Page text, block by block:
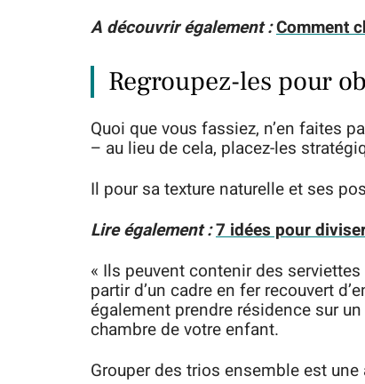
A découvrir également :Comment
Regroupez-les pour
Quoi que vous fassiez, n’en faites
– au lieu de cela, placez-les
Il pour sa texture naturelle et ses
Lire également :7 idées pour
« Ils peuvent contenir des
partir d’un cadre en fer recouvert
également prendre résidence sur
chambre de votre enfant.
Grouper des trios ensemble est